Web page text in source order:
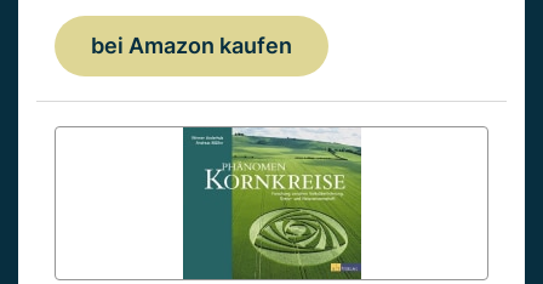
bei Amazon kaufen